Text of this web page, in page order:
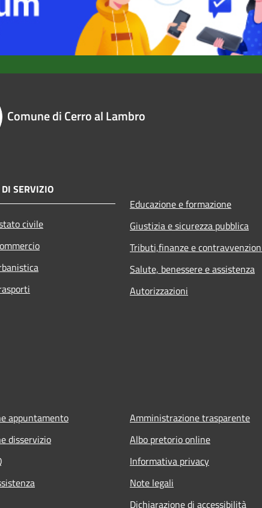
Comune di Cerro al Lambro
DI SERVIZIO
civile
Educazione e formazione
Giustizia e sicurezza pubblica
Tributi,finanze e
Salute, benessere e assistenza
Autorizzazioni
appuntamento
disservizio
Amministrazione trasparente
Albo pretorio online
Informativa privacy
Note legali
Dichiarazione di accessibilità